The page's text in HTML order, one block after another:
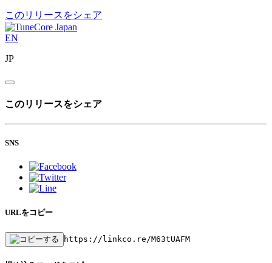
このリリースをシェア
EN
JP
このリリースをシェア
SNS
URLをコピー
https://linkco.re/M63tUAFM